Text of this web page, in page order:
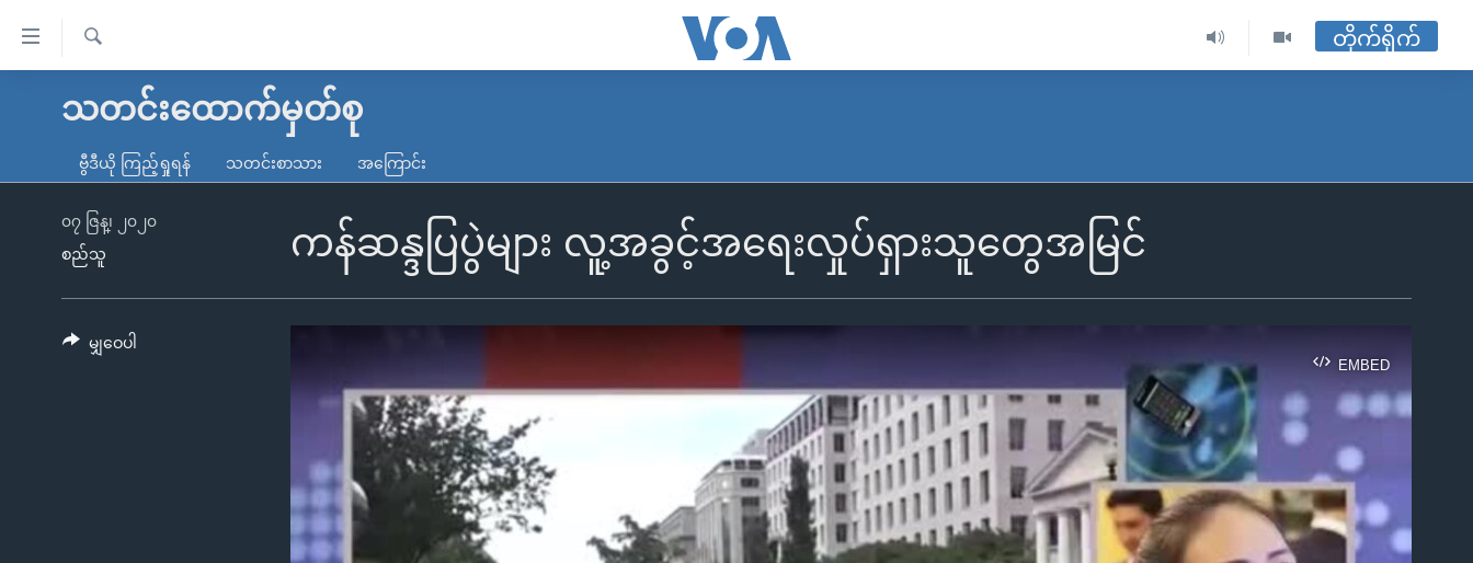
လွယ်ကူ
သည့်
မူလစာမျက်နှာ
ကမ္ဘာ့သတင်းများ
နိုင်ငံတကာ
အမေရိကန်
တရုတ်
အစ္စရေး-ပါလက်စတိုင်း
သတင်းလွတ်လပ်ခွင့်
ရပ်ဝန်းတခု လမ်းတခု အလွန်
အင်္ဂလိပ်စာလေ့လာမယ်
ရ
တိုက်ရိုက်
သတင်းထောက်မှတ်စု
ဗွီဒီယို ကြည့်ရှုရန် သတင်းစာသား အကြောင်း
ကန်ဆန္ဒပြပွဲများ လူ့အခွင့်အရေးလှုပ်ရှားသူတွေအမြင်
၀၇ ဇြန္၊ ၂၀၂၀
စည်သူ
EMBED
မျှဝေပါ